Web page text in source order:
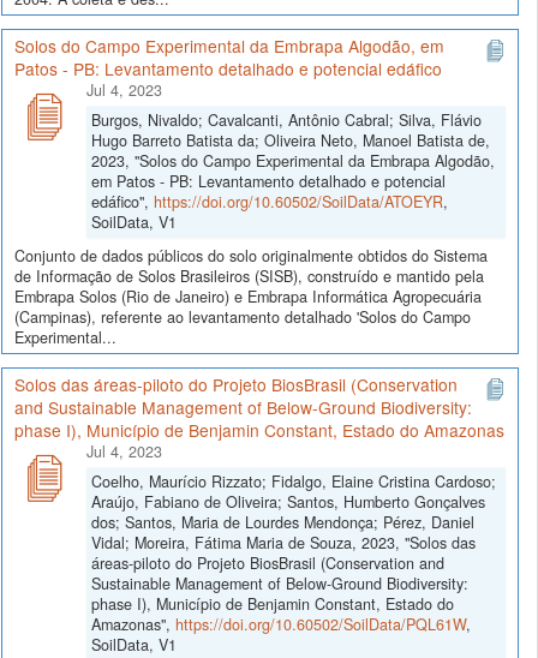
Solos do Campo Experimental da Embrapa Algodão, em
Patos - PB: Levantamento detalhado e potencial edáfico
Jul 4, 2023
Burgos, Nivaldo; Cavalcanti, Antônio Cabral; Silva, Flávio
Hugo Barreto Batista da; Oliveira Neto, Manoel Batista de,
2023, "Solos do Campo Experimental da Embrapa Algodão,
em Patos - PB: Levantamento detalhado e potencial
edáfico", https://doi.org/10.60502/SoilData/ATOEYR,
SoilData, V1
Conjunto de dados públicos do solo originalmente obtidos do Sistema
de Informação de Solos Brasileiros (SISB), construído e mantido pela
Embrapa Solos (Rio de Janeiro) e Embrapa Informática Agropecuária
(Campinas), referente ao levantamento detalhado 'Solos do Campo
Experimental...
Solos das áreas-piloto do Projeto BiosBrasil (Conservation
and Sustainable Management of Below-Ground Biodiversity:
phase I), Município de Benjamin Constant, Estado do Amazonas
Jul 4, 2023
Coelho, Maurício Rizzato; Fidalgo, Elaine Cristina Cardoso;
Araújo, Fabiano de Oliveira; Santos, Humberto Gonçalves
dos; Santos, Maria de Lourdes Mendonça; Pérez, Daniel
Vidal; Moreira, Fátima Maria de Souza, 2023, "Solos das
áreas-piloto do Projeto BiosBrasil (Conservation and
Sustainable Management of Below-Ground Biodiversity:
phase I), Município de Benjamin Constant, Estado do
Amazonas", https://doi.org/10.60502/SoilData/PQL61W,
SoilData, V1